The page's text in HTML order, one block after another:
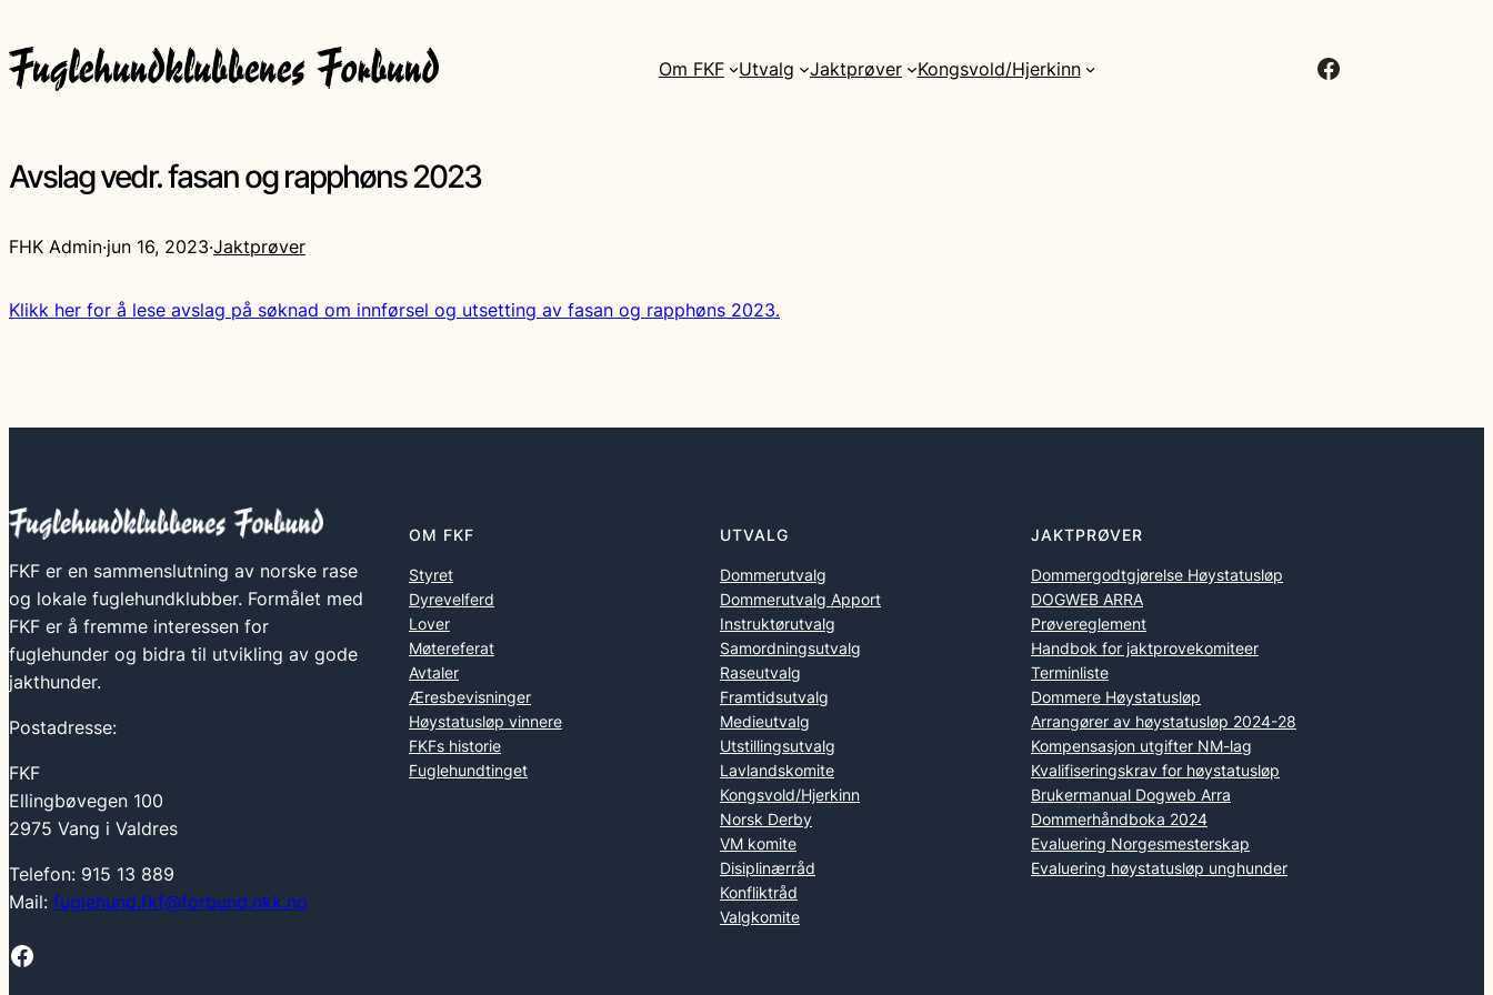
Om FKF Utvalg Jaktprøver Kongsvold/Hjerkinn Facebook
Avslag vedr. fasan og rapphøns 2023
FHK Admin·jun 16, 2023·Jaktprøver
Klikk her for å lese avslag på søknad om innførsel og utsetting av fasan og rapphøns 2023.
FKF er en sammenslutning av norske rase
og lokale fuglehundklubber. Formålet med
FKF er å fremme interessen for
fuglehunder og bidra til utvikling av gode
jakthunder.
Postadresse:
FKF
Ellingbøvegen 100
2975 Vang i Valdres
Telefon: 915 13 889
Mail: fuglehund.fkf@forbund.nkk.no
Facebook
OM FKF
Styret
Dyrevelferd
Lover
Møtereferat
Avtaler
Æresbevisninger
Høystatusløp vinnere
FKFs historie
Fuglehundtinget
UTVALG
Dommerutvalg
Dommerutvalg Apport
Instruktørutvalg
Samordningsutvalg
Raseutvalg
Framtidsutvalg
Medieutvalg
Utstillingsutvalg
Lavlandskomite
Kongsvold/Hjerkinn
Norsk Derby
VM komite
Disiplinærråd
Konfliktråd
Valgkomite
JAKTPRØVER
Dommergodtgjørelse Høystatusløp
DOGWEB ARRA
Prøvereglement
Handbok for jaktprovekomiteer
Terminliste
Dommere Høystatusløp
Arrangører av høystatusløp 2024-28
Kompensasjon utgifter NM-lag
Kvalifiseringskrav for høystatusløp
Brukermanual Dogweb Arra
Dommerhåndboka 2024
Evaluering Norgesmesterskap
Evaluering høystatusløp unghunder